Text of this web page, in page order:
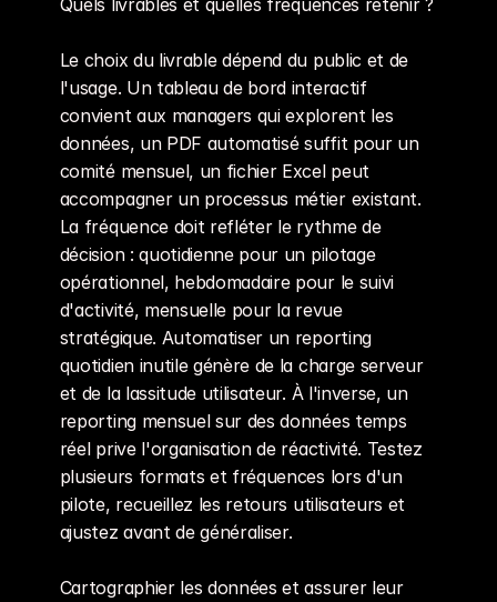
Quels livrables et quelles fréquences retenir ?
Le choix du livrable dépend du public et de
l'usage. Un tableau de bord interactif
convient aux managers qui explorent les
données, un PDF automatisé suffit pour un
comité mensuel, un fichier Excel peut
accompagner un processus métier existant.
La fréquence doit refléter le rythme de
décision : quotidienne pour un pilotage
opérationnel, hebdomadaire pour le suivi
d'activité, mensuelle pour la revue
stratégique. Automatiser un reporting
quotidien inutile génère de la charge serveur
et de la lassitude utilisateur. À l'inverse, un
reporting mensuel sur des données temps
réel prive l'organisation de réactivité. Testez
plusieurs formats et fréquences lors d'un
pilote, recueillez les retours utilisateurs et
ajustez avant de généraliser.
Cartographier les données et assurer leur